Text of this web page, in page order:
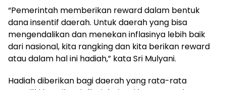
“Pemerintah memberikan reward dalam bentuk
dana insentif daerah. Untuk daerah yang bisa
mengendalikan dan menekan inflasinya lebih baik
dari nasional, kita rangking dan kita berikan reward
atau dalam hal ini hadiah,” kata Sri Mulyani.
Hadiah diberikan bagi daerah yang rata-rata